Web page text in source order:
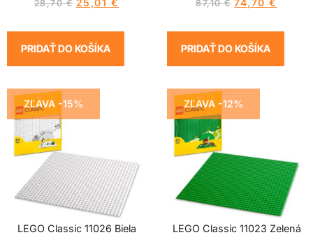
28,70€ 25,01 €
PRIDAŤ DO KOŠÍKA
87,10€ 74,70€
PRIDAŤ DO KOŠÍKA
ZĽAVA -15%
LEGO Classic 11026 Biela
ZĽAVA -12%
LEGO Classic 11023 Zelená